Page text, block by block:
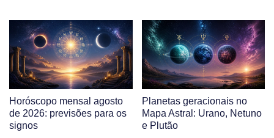
Horóscopo mensal agosto
de 2026: previsões para os
signos
Planetas geracionais no
Mapa Astral: Urano, Netuno
e Plutão